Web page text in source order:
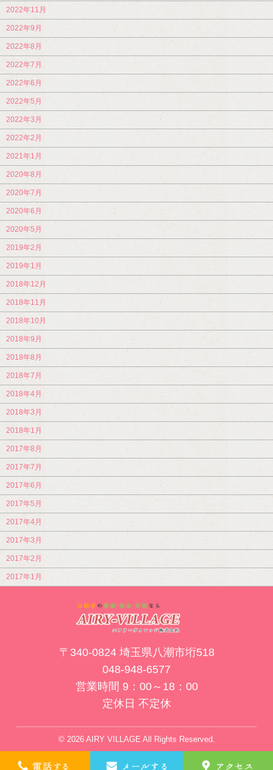
2022年11月
2022年9月
2022年8月
2022年7月
2022年6月
2022年5月
2022年3月
2022年2月
2021年1月
2020年8月
2020年7月
2020年6月
2020年5月
2019年2月
2019年1月
2018年12月
2018年11月
2018年10月
2018年9月
2018年8月
2018年7月
2018年4月
2018年3月
2018年1月
2017年8月
2017年7月
2017年6月
2017年5月
2017年4月
2017年3月
2017年2月
2017年1月
〒340-0824 埼玉県八潮市垳518
048-948-6577
営業時間 9：00～18：00
定休日 不定休
© 2026 AIRY VILLAGE All Rights Reserved.